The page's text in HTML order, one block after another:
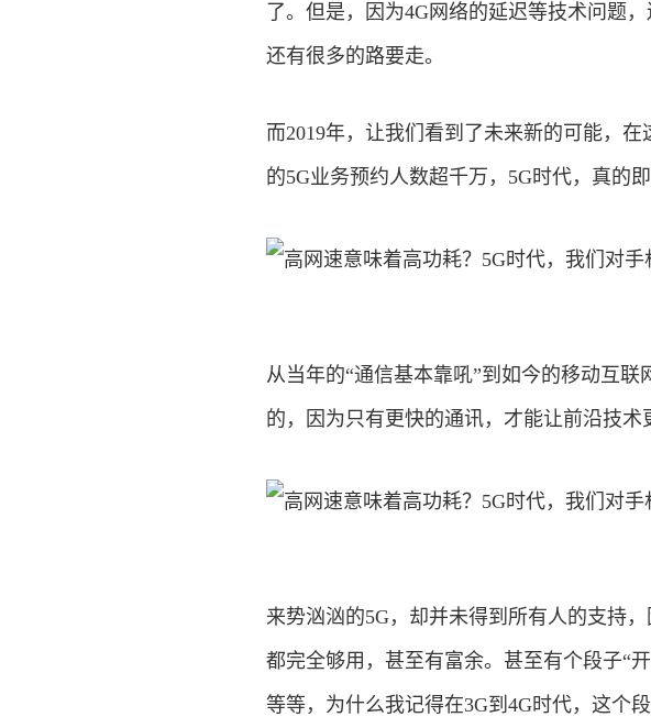
了。但是，因为4G网络的延迟等技术问题
还有很多的路要走。
而2019年，让我们看到了未来新的可能，
的5G业务预约人数超千万，5G时代，真的即
从当年的“通信基本靠吼”到如今的移动互
的，因为只有更快的通讯，才能让前沿技术
来势汹汹的5G，却并未得到所有人的支持
都完全够用，甚至有富余。甚至有个段子“
等等，为什么我记得在3G到4G时代，这个段